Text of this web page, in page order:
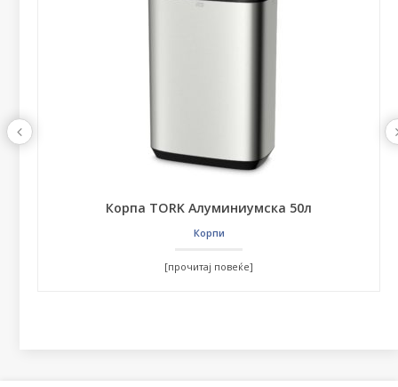
Корпа TORK Алуминиумска 50л
Корпи
[прочитај повеќе]